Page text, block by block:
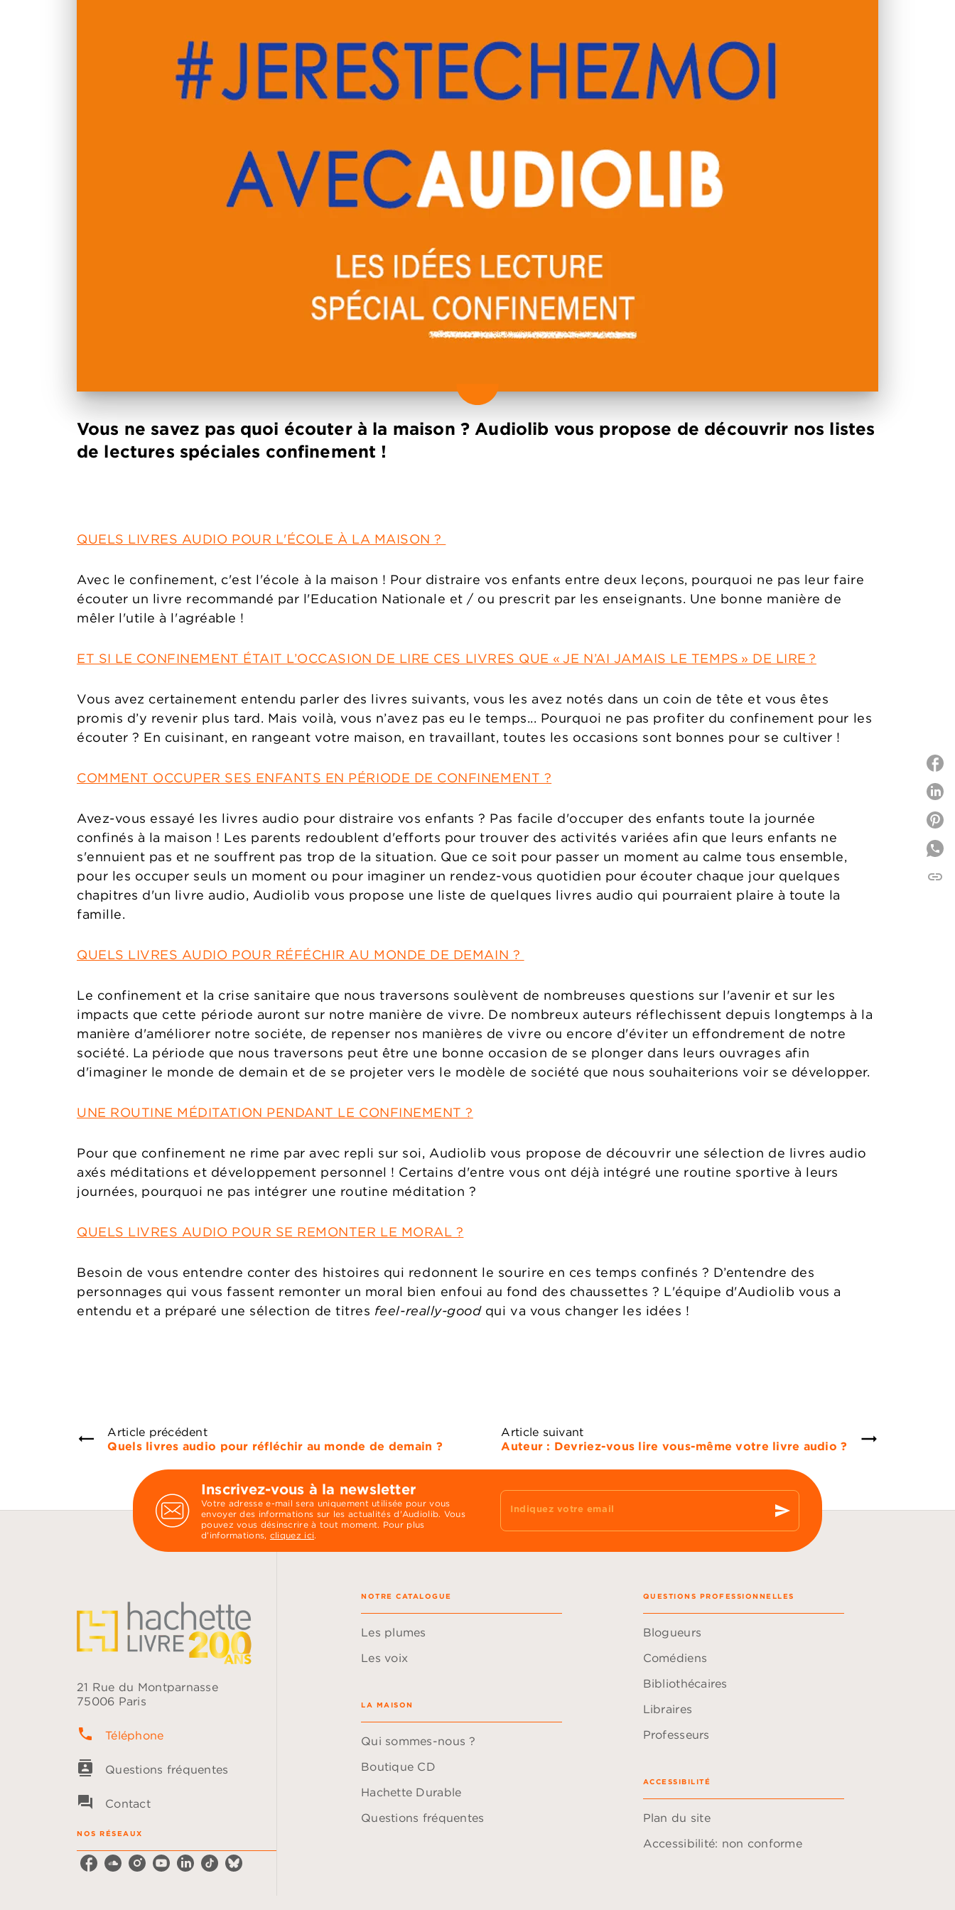
Vous ne savez pas quoi écouter à la maison ? Audiolib vous propose de découvrir nos listes
de lectures spéciales confinement !
QUELS LIVRES AUDIO POUR L'ÉCOLE À LA MAISON ?
Avec le confinement, c'est l'école à la maison ! Pour distraire vos enfants entre deux leçons, pourquoi ne pas leur faire
écouter un livre recommandé par l'Education Nationale et / ou prescrit par les enseignants. Une bonne manière de
mêler l'utile à l'agréable !
ET SI LE CONFINEMENT ÉTAIT L’OCCASION DE LIRE CES LIVRES QUE « JE N’AI JAMAIS LE TEMPS » DE LIRE ?
Vous avez certainement entendu parler des livres suivants, vous les avez notés dans un coin de tête et vous êtes
promis d’y revenir plus tard. Mais voilà, vous n’avez pas eu le temps... Pourquoi ne pas profiter du confinement pour les
écouter ? En cuisinant, en rangeant votre maison, en travaillant, toutes les occasions sont bonnes pour se cultiver !
COMMENT OCCUPER SES ENFANTS EN PÉRIODE DE CONFINEMENT ?
Avez-vous essayé les livres audio pour distraire vos enfants ? Pas facile d'occuper des enfants toute la journée
confinés à la maison ! Les parents redoublent d'efforts pour trouver des activités variées afin que leurs enfants ne
s'ennuient pas et ne souffrent pas trop de la situation. Que ce soit pour passer un moment au calme tous ensemble,
pour les occuper seuls un moment ou pour imaginer un rendez-vous quotidien pour écouter chaque jour quelques
chapitres d'un livre audio, Audiolib vous propose une liste de quelques livres audio qui pourraient plaire à toute la
famille.
QUELS LIVRES AUDIO POUR RÉFÉCHIR AU MONDE DE DEMAIN ?
Le confinement et la crise sanitaire que nous traversons soulèvent de nombreuses questions sur l'avenir et sur les
impacts que cette période auront sur notre manière de vivre. De nombreux auteurs réflechissent depuis longtemps à la
manière d'améliorer notre sociéte, de repenser nos manières de vivre ou encore d'éviter un effondrement de notre
société. La période que nous traversons peut être une bonne occasion de se plonger dans leurs ouvrages afin
d'imaginer le monde de demain et de se projeter vers le modèle de société que nous souhaiterions voir se développer.
UNE ROUTINE MÉDITATION PENDANT LE CONFINEMENT ?
Pour que confinement ne rime par avec repli sur soi, Audiolib vous propose de découvrir une sélection de livres audio
axés méditations et développement personnel ! Certains d'entre vous ont déjà intégré une routine sportive à leurs
journées, pourquoi ne pas intégrer une routine méditation ?
QUELS LIVRES AUDIO POUR SE REMONTER LE MORAL ?
Besoin de vous entendre conter des histoires qui redonnent le sourire en ces temps confinés ? D’entendre des
personnages qui vous fassent remonter un moral bien enfoui au fond des chaussettes ? L'équipe d'Audiolib vous a
entendu et a préparé une sélection de titres feel-really-good qui va vous changer les idées !
link
Article précédent
Quels livres audio pour réfléchir au monde de demain ?
Article suivant
Auteur : Devriez-vous lire vous-même votre livre audio ?
Inscrivez-vous à la newsletter
Votre adresse e-mail sera uniquement utilisée pour vous
envoyer des informations sur les actualités d'Audiolib. Vous
pouvez vous désinscrire à tout moment. Pour plus
d’informations, cliquez ici.
Indiquez votre email send
21 Rue du Montparnasse
75006 Paris
phone Téléphone
contacts Questions fréquentes
question_answer Contact
NOS RÉSEAUX
NOTRE CATALOGUE
Les plumes
Les voix
LA MAISON
Qui sommes-nous ?
Boutique CD
Hachette Durable
Questions fréquentes
QUESTIONS PROFESSIONNELLES
Blogueurs
Comédiens
Bibliothécaires
Libraires
Professeurs
ACCESSIBILITÉ
Plan du site
Accessibilité: non conforme